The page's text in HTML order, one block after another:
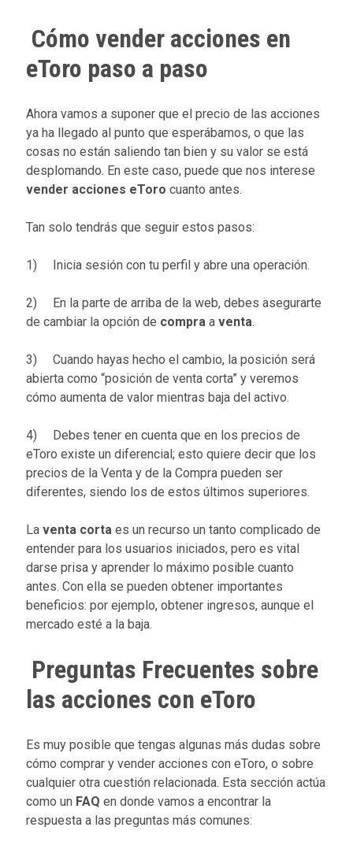
Cómo vender acciones en
eToro paso a paso
Ahora vamos a suponer que el precio de las acciones
ya ha llegado al punto que esperábamos, o que las
cosas no están saliendo tan bien y su valor se está
desplomando. En este caso, puede que nos interese
vender acciones eToro cuanto antes.
Tan solo tendrás que seguir estos pasos:
1) Inicia sesión con tu perfil y abre una operación.
2) En la parte de arriba de la web, debes asegurarte
de cambiar la opción de compra aventa.
3) Cuando hayas hecho el cambio, la posición será
abierta como “posición de venta corta” y veremos
cómo aumenta de valor mientras baja del activo.
4) Debes tener en cuenta que en los precios de
eToro existe un diferencial; esto quiere decir que los
precios de la Venta y de la Compra pueden ser
diferentes, siendo los de estos últimos superiores.
Laventa corta es un recurso un tanto complicado de
entender para los usuarios iniciados, pero es vital
darse prisa y aprender lo máximo posible cuanto
antes. Con ella se pueden obtener importantes
beneficios: por ejemplo, obtener ingresos, aunque el
mercado esté a la baja.
Preguntas Frecuentes sobre
las acciones con eToro
Es muy posible que tengas algunas más dudas sobre
cómo comprar y vender acciones con eToro, o sobre
cualquier otra cuestión relacionada. Esta sección actúa
como un FAQ en donde vamos a encontrar la
respuesta a las preguntas más comunes: